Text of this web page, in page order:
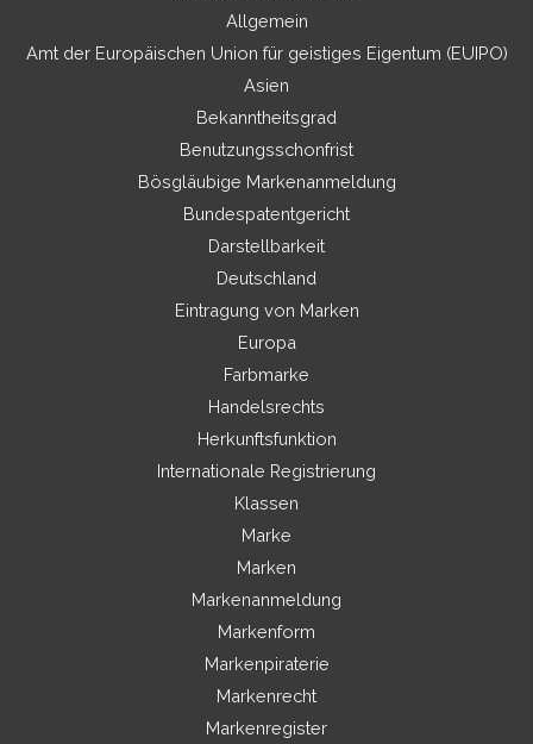
Allgemein
Amt der Europäischen Union für geistiges Eigentum (EUIPO)
Asien
Bekanntheitsgrad
Benutzungsschonfrist
Bösgläubige Markenanmeldung
Bundespatentgericht
Darstellbarkeit
Deutschland
Eintragung von Marken
Europa
Farbmarke
Handelsrechts
Herkunftsfunktion
Internationale Registrierung
Klassen
Marke
Marken
Markenanmeldung
Markenform
Markenpiraterie
Markenrecht
Markenregister